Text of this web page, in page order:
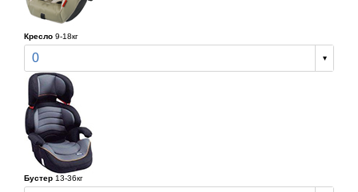
Кресло 9-18кг
0
Бустер 13-36кг